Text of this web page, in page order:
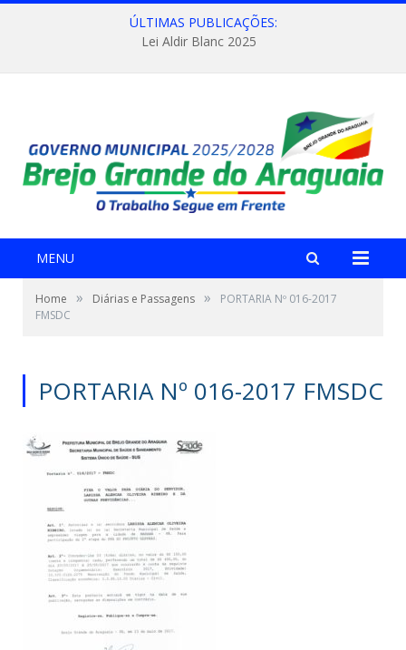
ÚLTIMAS PUBLICAÇÕES:
Lei Aldir Blanc 2025
MENU
Home » Diárias e Passagens »
PORTARIA Nº 016-2017
FMSDC
PORTARIA Nº 016-2017 FMSDC